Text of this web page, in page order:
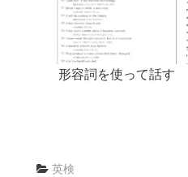
形容詞を使って話す
英検